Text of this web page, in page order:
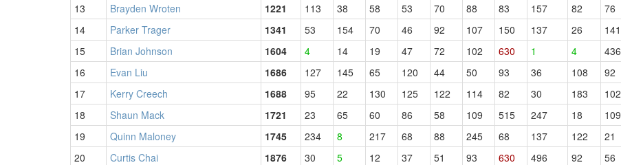
13
Brayden Wroten 1221 113 38 58 53 70 88 83 157 82 76
14
Parker Trager 1341 53 154 70 46 92 107 150 137 26 141
15
Brian Johnson 1604 4 14 19 47 72 102 630 1 4 436
16
Evan Liu 1686 127 145 65 120 44 50 93 36 108 92
17
Kerry Creech 1688 95 22 130 125 122 114 82 30 183 102
18
Shaun Mack 1721 23 65 60 86 58 109 515 247 18 109
19
Quinn Maloney 1745 234 8 217 68 88 245 68 137 122 21
20
Curtis Chai 1876 30 5 12 37 51 93 630 496 92 56